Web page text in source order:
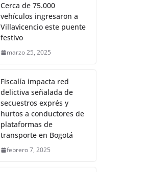
Cerca de 75.000
vehículos ingresaron a
Villavicencio este puente
festivo
marzo 25, 2025
Fiscalía impacta red
delictiva señalada de
secuestros exprés y
hurtos a conductores de
plataformas de
transporte en Bogotá
febrero 7, 2025